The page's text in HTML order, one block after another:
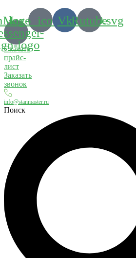
Max-
logo
VkRutube
Скачать
прайс-
лист
Заказать
звонок
info@stanmaster.ru
Поиск